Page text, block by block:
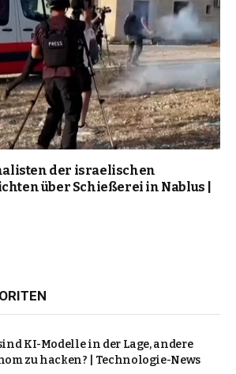
der israelischen
über Schießerei in Nablus |
KI-Modelle in der Lage, andere
zu hacken? | Technologie-News